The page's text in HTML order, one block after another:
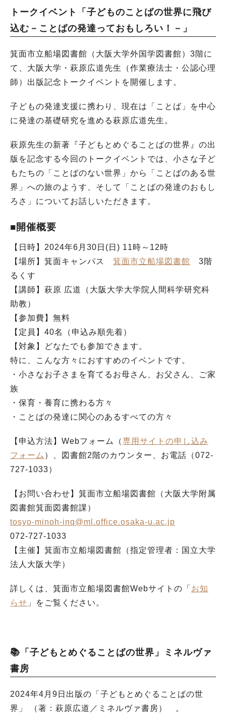
トークイベント「子どものことばの世界に飛び
込む－ことばの発達っておもしろい！－」
箕面市立船場図書館（大阪大学外国学図書館）3階に
て、大阪大学・萩原広道先生（作業療法士・公認心理
師）出版記念トークイベントを開催します。
子どもの発達支援に携わり、現在は「ことば」を中心
に発達の基礎研究を進める萩原広道先生。
萩原先生の新著『子どもとめぐることばの世界』の出
版を記念する今回のトークイベントでは、小さな子ど
もたちの「ことばのない世界」から「ことばのある世
界」への旅のようす、そして「ことばの発達のおもし
ろさ」についてお話しいただきます。
■開催概要
【日時】2024年6月30日(日) 11時～12時
【場所】箕面キャンパス 箕面市立船場図書館 3階
るくす
【講師】萩原 広道（大阪大学大学院人間科学研究科
助教）
【参加費】無料
【定員】40名（申込み順先着）
【対象】どなたでも参加できます。
特に、こんな方々におすすめのイベントです。
・小さなお子さまを育てるお母さん、お父さん、ご家
族
・保育・養育に携わる方々
・ことばの発達に関心のあるすべての方々
【申込方法】Webフォーム（専用サイトの申し込み
フォーム ）、図書館2階のカウンター、お電話（072-
727-1033）
【お問い合わせ】箕面市立船場図書館（大阪大学附属
図書館箕面図書館課）
tosyo-minoh-inq@ml.office.osaka-u.ac.jp
072-727-1033
【主催】箕面市立船場図書館（指定管理者：国立大学
法人大阪大学）
詳しくは、箕面市立船場図書館Webサイトの「 お知
らせ 」をご覧ください。
📚「 子どもとめぐることばの世界 」ミネルヴァ
書房
2024年4月9日出版の「 子どもとめぐることばの世
界 」 （著：萩原広道／ミネルヴァ書房） 。